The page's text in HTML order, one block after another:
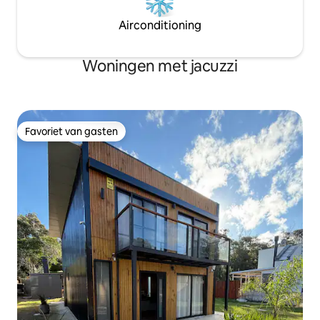
Airconditioning
Woningen met jacuzzi
Favoriet van gasten
Favoriet van gasten